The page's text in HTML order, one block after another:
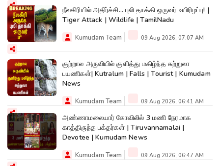
நீலகிரியில் அதிர்ச்சி... புலி தாக்கி ஒருவர் உயிரிழப்பு! |
Tiger Attack | Wildlife | TamilNadu
Kumudam Team 09 Aug 2026, 07:07 AM
குற்றால அருவியில் குளித்து மகிழ்ந்த சுற்றுலா
பயணிகள்| Kutralum | Falls | Tourist | Kumudam
News
Kumudam Team 09 Aug 2026, 06:41 AM
அண்ணாமலையார் கோவிலில் 3 மணி நேரமாக
காத்திருந்த பக்தர்கள் | Tiruvannamalai |
Devotee | Kumudam News
Kumudam Team 09 Aug 2026, 06:47 AM